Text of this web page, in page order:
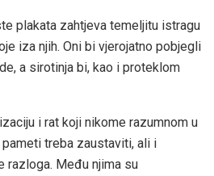
plakata zahtjeva temeljitu istragu
iza njih. Oni bi vjerojatno pobjegli
a sirotinja bi, kao i proteklom
i rat koji nikome razumnom u
treba zaustaviti, ali i
razloga. Među njima su